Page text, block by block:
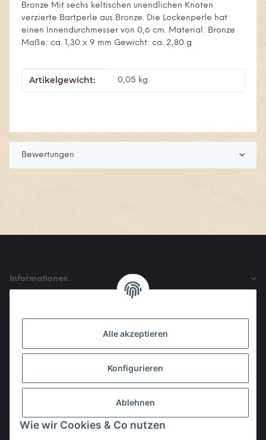
Bronze Mit sechs keltischen unendlichen Knoten
verzierte Bartperle aus Bronze. Die Lockenperle hat
einen Innendurchmesser von 0,6 cm. Material: Bronze
Maße: ca. 1,30 x 9 mm Gewicht: ca. 2,80 g
Produkteigenschaft
Wert
Artikelgewicht: 0,05 kg
Bewertungen
Informationen
Alle akzeptieren
Konfigurieren
Ablehnen
Wie wir Cookies & Co nutzen